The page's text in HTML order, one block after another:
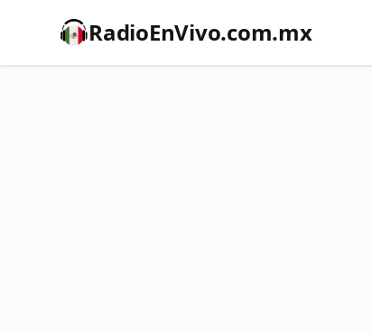
RadioEnVivo.com.mx